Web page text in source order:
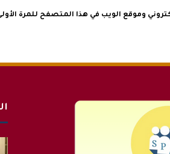
وموقع الويب في هذا المتصفح للمرة